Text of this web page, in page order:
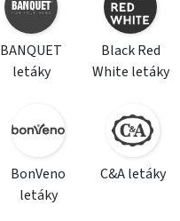
BANQUET
letáky
Black Red
White letáky
BonVeno
letáky
C&A letáky